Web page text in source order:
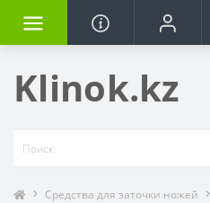
Klinok.kz
Средства для заточки ножей